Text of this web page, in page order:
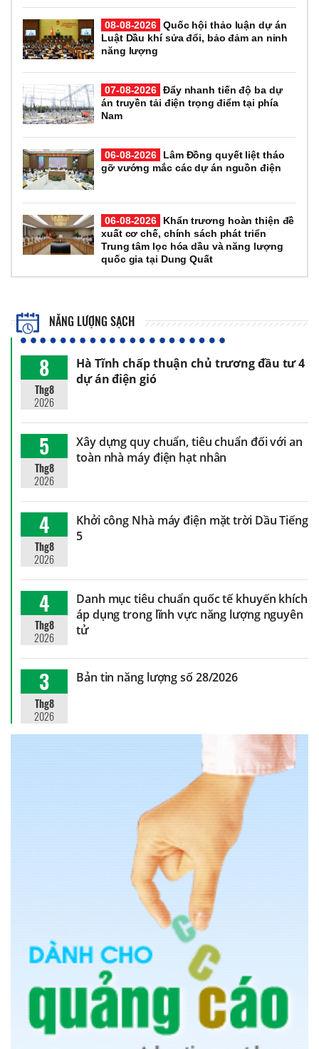
08-08-2026 Quốc hội thảo luận dự án
Luật Dầu khí sửa đổi, bảo đảm an ninh
năng lượng
07-08-2026 Đẩy nhanh tiến độ ba dự
án truyền tải điện trọng điểm tại phía
Nam
06-08-2026
Lâm Đồng quyết liệt tháo
gỡ vướng mắc các dự án nguồn điện
06-08-2026
Khẩn trương hoàn thiện đề
xuất cơ chế, chính sách phát triển
Trung tâm lọc hóa dầu và năng lượng
quốc gia tại Dung Quất
NĂNG LƯỢNG SẠCH
8
Thg8
2026
Hà Tĩnh chấp thuận chủ trương đầu tư 4
dự án điện gió
5
Thg8
2026
Xây dựng quy chuẩn, tiêu chuẩn đối với an
toàn nhà máy điện hạt nhân
4
Thg8
2026
Khởi công Nhà máy điện mặt trời Dầu Tiếng
5
4
Thg8
2026
Danh mục tiêu chuẩn quốc tế khuyến khích
áp dụng trong lĩnh vực năng lượng nguyên
tử
3
Thg8
2026
Bản tin năng lượng số 28/2026